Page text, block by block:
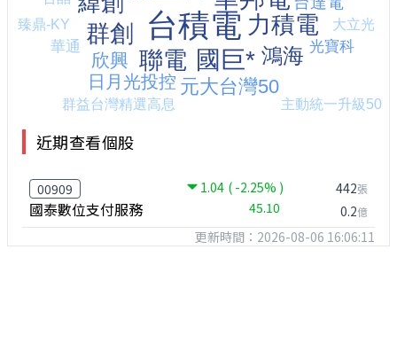
近期查看個股
00909 1.04 ( -2.25% )
國泰數位支付服務 45.10
442張
0.2億
更新時間：2026-08-06 16:06:11